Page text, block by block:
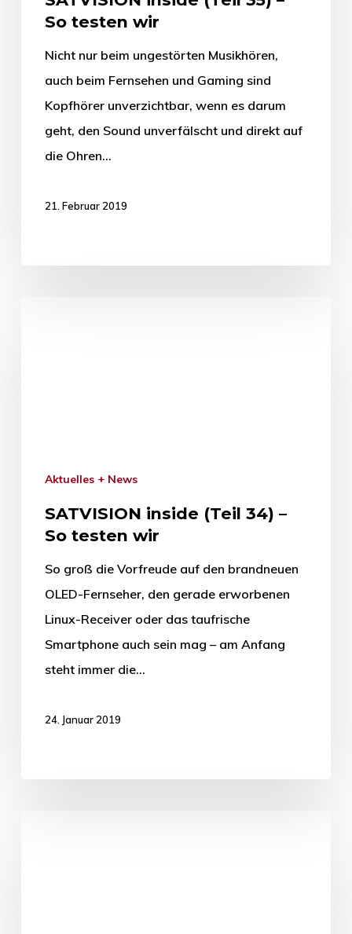
So testen wir
Nicht nur beim ungestörten Musikhören,
auch beim Fernsehen und Gaming sind
Kopfhörer unverzichtbar, wenn es darum
geht, den Sound unverfälscht und direkt auf
die Ohren…
21. Februar 2019
Aktuelles + News
SATVISION inside (Teil 34) –
So testen wir
So groß die Vorfreude auf den brandneuen
OLED-Fernseher, den gerade erworbenen
Linux-Receiver oder das taufrische
Smartphone auch sein mag – am Anfang
steht immer die…
24. Januar 2019